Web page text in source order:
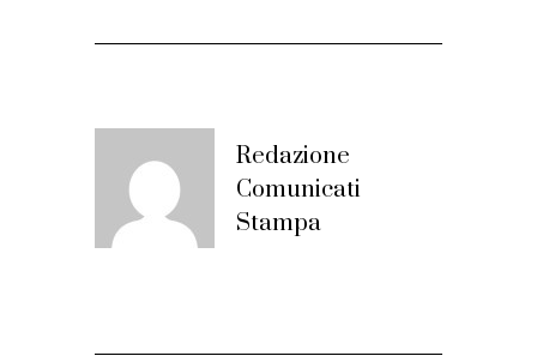
Redazione
Comunicati
Stampa